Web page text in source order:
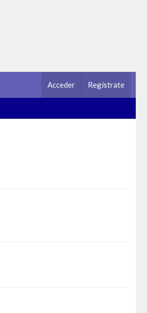
Acceder Regístrate